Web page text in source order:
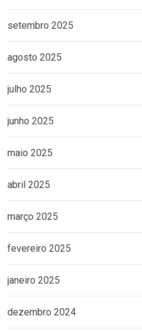
setembro 2025
agosto 2025
julho 2025
junho 2025
maio 2025
abril 2025
março 2025
fevereiro 2025
janeiro 2025
dezembro 2024